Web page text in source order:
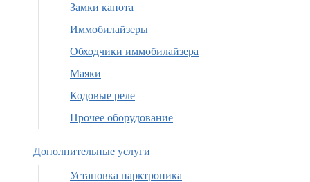
Замки капота
Иммобилайзеры
Обходчики иммобилайзера
Маяки
Кодовые реле
Прочее оборудование
Дополнительные услуги
Установка парктроника